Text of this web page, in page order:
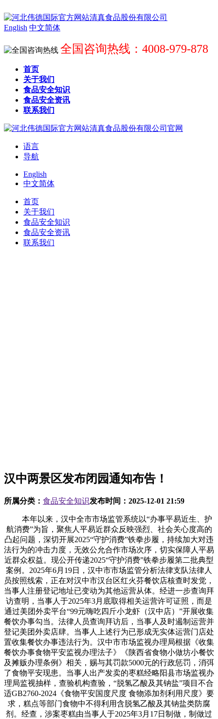
English 中文简体
全国咨询热线：4008-979-878
首页
关于我们
食品安全知识
食品安全资讯
联系我们
语言
导航
English
中文简体
首页
关于我们
食品安全知识
食品安全资讯
联系我们
汉中两景区发布闭园通知布告！
所属分类： 食品安全知识发布时间： 2025-12-01 21:59
本年以来，汉中全市市场监管系统以“办事平易近生、护
航消费”为旨，聚焦人平易近群众反映强烈、社会关心度高的
凸起问题，深切开展2025“守护消费”铁拳步履，持续加大对违
法行为的冲击力度，无效公允合作市场次序，切实保障人平易
近群众权益。现公开传递2025“守护消费”铁拳步履第二批典型
案例。2025年6月19日，汉中市市场监管分析法律支队法律人
员按照线索，正在对汉中市汉台区红火芬餐饮店核查时发觉，
当事人注册登记地址已变动为其他运营从体。经进一步查询拜
访查明，当事人于2025年3月底取得相关运营许可证照，而是
通过美团外卖平台“99元嗨吃四斤小龙虾（汉中店）”开展收集
餐饮办事勾当。法律人员查询拜访后，当事人及时遏制运营并
登记美团外卖店肆。当事人上述行为已形成无实体运营门店处
置收集餐饮办事违法行为。汉中市市场监视办理局根据《收集
餐饮办事食物平安监视办理法子》《陕西省食物小做坊小餐饮
及摊贩办理条例》相关，赐与其罚款5000元的行政惩罚，消弭
了食物平安现患。当事人出产发卖的枣糕经略阳县市场监视办
理局监视抽样，查验机构查验，“脱氢乙酸及其钠盐”项目不合
适GB2760-2024《食物平安国度尺度 食物添加剂利用尺度》要
求，糕点等部门食物中不得利用含脱氢乙酸及其钠盐类防腐
剂。经查，涉案枣糕由当事人于2025年3月17日制做，制做过